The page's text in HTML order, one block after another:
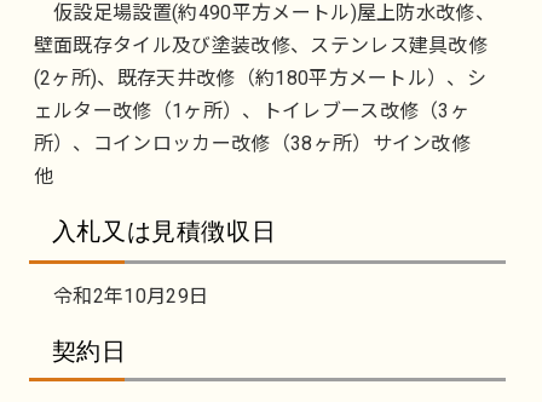
仮設足場設置(約490平方メートル)屋上防水改修、
壁面既存タイル及び塗装改修、ステンレス建具改修
(2ヶ所)、既存天井改修（約180平方メートル）、シ
ェルター改修（1ヶ所）、トイレブース改修（3ヶ
所）、コインロッカー改修（38ヶ所）サイン改修
他
入札又は見積徴収日
令和2年10月29日
契約日